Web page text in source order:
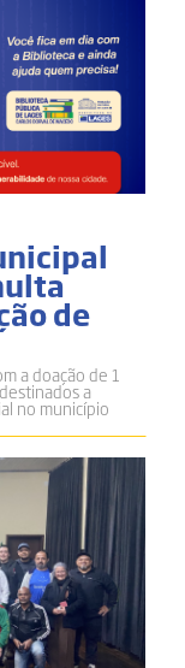
de
a doação de 1
a
no município